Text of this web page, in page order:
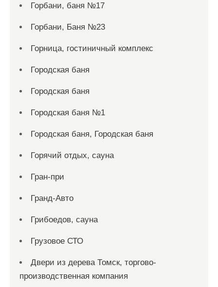
Горбани, баня №17
Горбани, Баня №23
Горница, гостиничный комплекс
Городская баня
Городская баня
Городская баня №1
Городская баня, Городская баня
Горячий отдых, сауна
Гран-при
Гранд-Авто
Грибоедов, сауна
Грузовое СТО
Двери из дерева Томск, торгово-
производственная компания